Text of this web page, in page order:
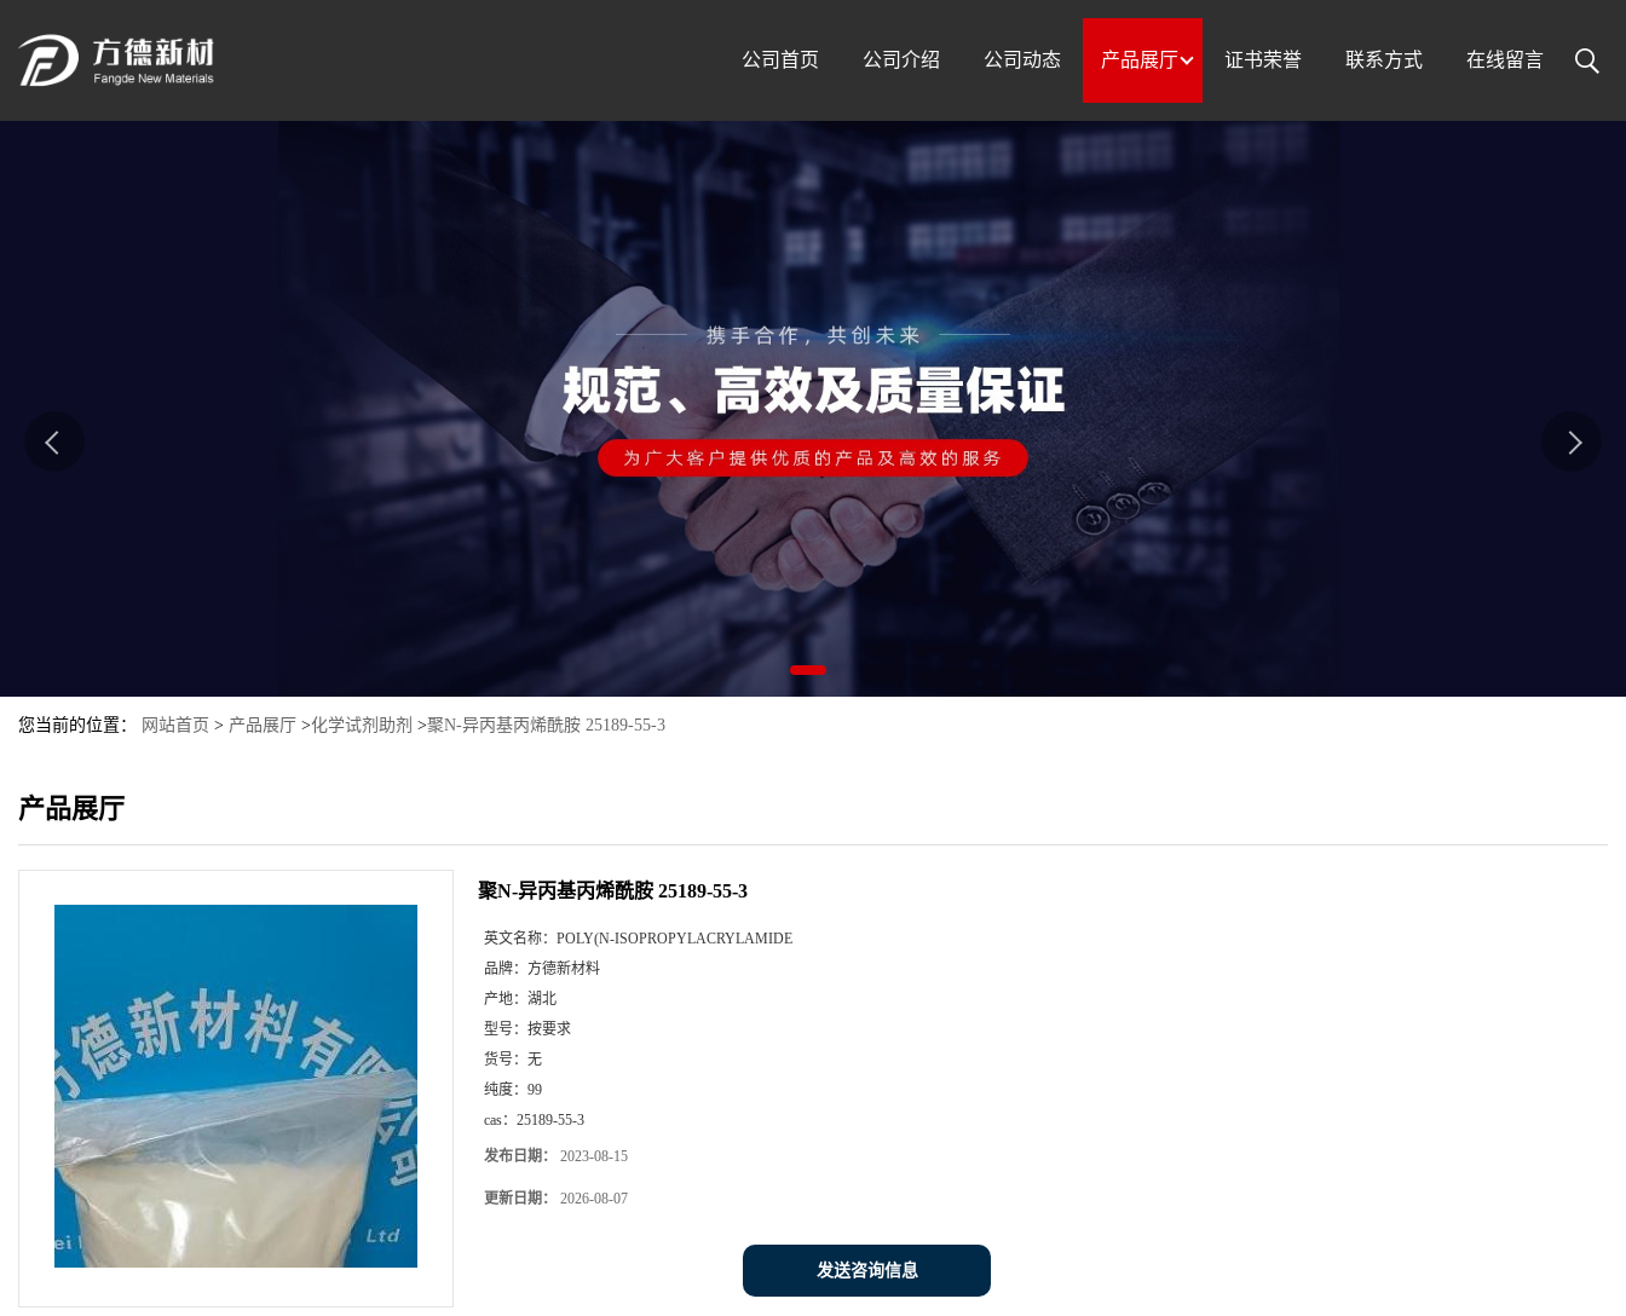
公司首页 公司介绍 公司动态 产品展厅 证书荣誉 联系方式 在线留言
您当前的位置： 网站首页 > 产品展厅 >化学试剂助剂 >聚N-异丙基丙烯酰胺 25189-55-3
产品展厅
聚N-异丙基丙烯酰胺 25189-55-3
英文名称： POLY(N-ISOPROPYLACRYLAMIDE
品牌： 方德新材料
产地： 湖北
型号： 按要求
货号： 无
纯度： 99
cas： 25189-55-3
发布日期： 2023-08-15
更新日期： 2026-08-07
发送咨询信息